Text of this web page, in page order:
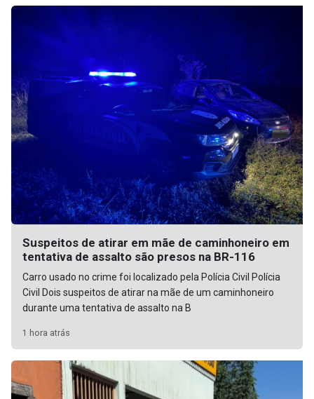
Suspeitos de atirar em mãe de caminhoneiro em
tentativa de assalto são presos na BR-116
Carro usado no crime foi localizado pela Polícia Civil Polícia
Civil Dois suspeitos de atirar na mãe de um caminhoneiro
durante uma tentativa de assalto na B
1 hora atrás